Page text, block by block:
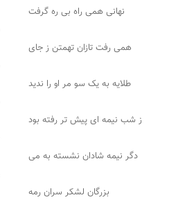
نهانی همی راه بی ره گرفت
همی رفت تازان تهمتن ز جای
طلایه به یک سو مر او را ندید
ز شب نیمه ای پیش تر رفته بود
دگر نیمه شادان نشسته به می
بزرگان لشکر سران رمه